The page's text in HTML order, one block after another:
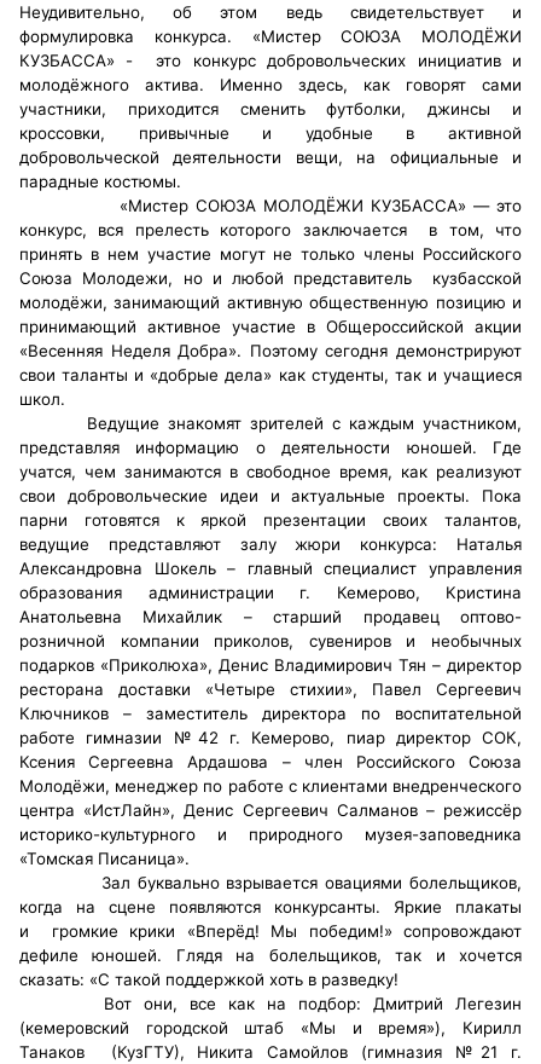
Главная
Общественные советы
Общественные советы при территориальных
органах федеральных органов
исполнительной власти
Общественные советы по проведению
независимой оценки качества условий
оказания услуг
О Палате
Структура Палаты
Комиссии
Экспертный совет ОП КО
Совет ОП КО
Общественный штаб
Члены ОП КО
Документы ОП КО
Регламент ОП КО
Кодекс этики ОП КО
Положения
Соглашения
Рекомендации
Порядок работы ЦОН
Неудивительно, об этом ведь свидетельствует и
формулировка конкурса. «Мистер СОЮЗА МОЛОДЁЖИ
КУЗБАССА» - это конкурс добровольческих инициатив и
молодёжного актива. Именно здесь, как говорят сами
участники, приходится сменить футболки, джинсы и
кроссовки, привычные и удобные в активной
добровольческой деятельности вещи, на официальные и
парадные костюмы.
«Мистер СОЮЗА МОЛОДЁЖИ КУЗБАССА» — это
конкурс, вся прелесть которого заключается в том, что
принять в нем участие могут не только члены Российского
Союза Молодежи, но и любой представитель кузбасской
молодёжи, занимающий активную общественную позицию и
принимающий активное участие в Общероссийской акции
«Весенняя Неделя Добра». Поэтому сегодня демонстрируют
свои таланты и «добрые дела» как студенты, так и учащиеся
школ.
Ведущие знакомят зрителей с каждым участником,
представляя информацию о деятельности юношей. Где
учатся, чем занимаются в свободное время, как реализуют
свои добровольческие идеи и актуальные проекты. Пока
парни готовятся к яркой презентации своих талантов,
ведущие представляют залу жюри конкурса: Наталья
Александровна Шокель – главный специалист управления
образования администрации г. Кемерово, Кристина
Анатольевна Михайлик – старший продавец оптово-
розничной компании приколов, сувениров и необычных
подарков «Приколюха», Денис Владимирович Тян – директор
ресторана доставки «Четыре стихии», Павел Сергеевич
Ключников – заместитель директора по воспитательной
работе гимназии №42 г. Кемерово, пиар директор СОК,
Ксения Сергеевна Ардашова – член Российского Союза
Молодёжи, менеджер по работе с клиентами внедренческого
центра «ИстЛайн», Денис Сергеевич Салманов – режиссёр
историко-культурного и природного музея-заповедника
«Томская Писаница».
Зал буквально взрывается овациями болельщиков,
когда на сцене появляются конкурсанты. Яркие плакаты
и громкие крики «Вперёд! Мы победим!» сопровождают
дефиле юношей. Глядя на болельщиков, так и хочется
сказать: «С такой поддержкой хоть в разведку!
Вот они, все как на подбор: Дмитрий Легезин
(кемеровский городской штаб «Мы и время»), Кирилл
Танаков (КузГТУ), Никита Самойлов (гимназия №21 г.